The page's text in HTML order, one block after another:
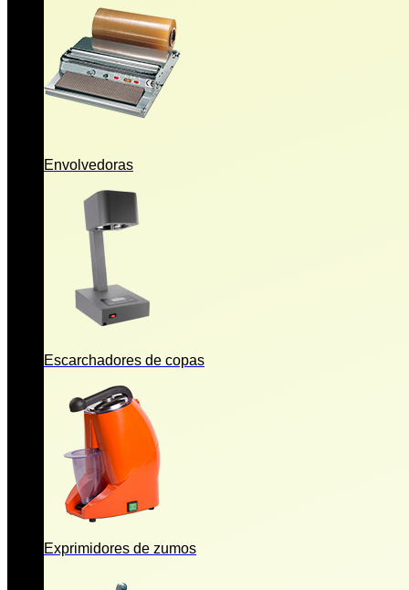
Envolvedoras
Escarchadores de copas
Exprimidores de zumos